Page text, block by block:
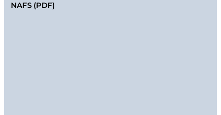
NAFS (PDF)